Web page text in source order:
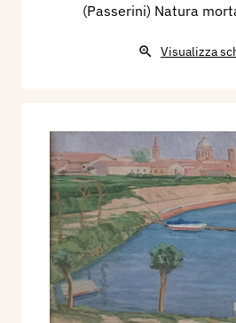
(Passerini) Natura
Visualizza